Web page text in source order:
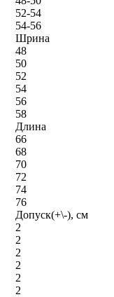
52-54
54-56
Шрина
48
50
52
54
56
58
Длина
66
68
70
72
74
76
Допуск(+\-), см
2
2
2
2
2
2